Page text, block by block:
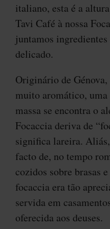
italiano, esta é a
Tavi Café à nossa
juntamos
delicado.
Originário de Génova,
muito aromático, uma
massa se encontra o
Focaccia deriva de
significa lareira.
facto de, no tempo
cozidos sobre brasas
focaccia era tão
servida em
oferecida aos deuses.